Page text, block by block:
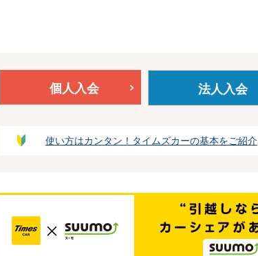
個人入会 法人入会
使い方はカンタン！タイムズカーの基本をご紹介